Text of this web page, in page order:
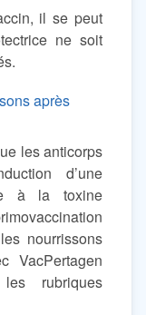
il se peut
ne soit
après
les anticorps
d’une
à la toxine
nourrissons
VacPertagen
rubriques